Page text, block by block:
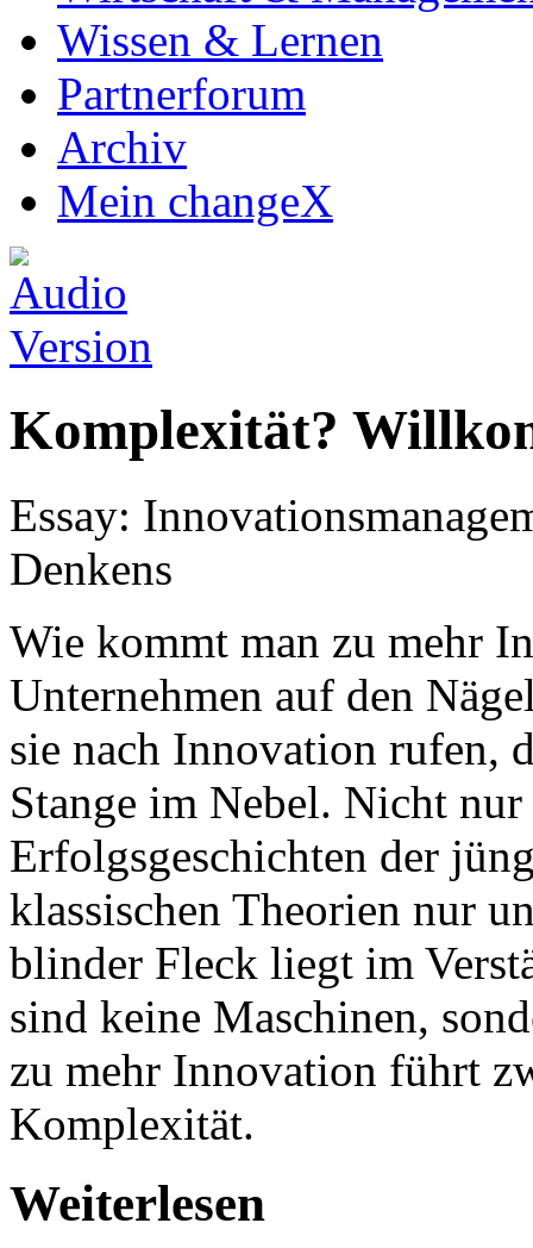
Wissen & Lernen
Partnerforum
Archiv
Mein changeX
Komplexität?
Essay:
Denkens
Wie kommt man zu mehr
Unternehmen auf den
sie nach Innovation rufen,
Stange im Nebel. Nicht
Erfolgsgeschichten der
klassischen Theorien nur
blinder Fleck liegt im
sind keine Maschinen,
zu mehr Innovation führt
Komplexität.
Weiterlesen